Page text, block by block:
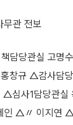
관 전보
담당관실 고명
홍창규 △감사담
△심사1담당관
인 △〃 이지연